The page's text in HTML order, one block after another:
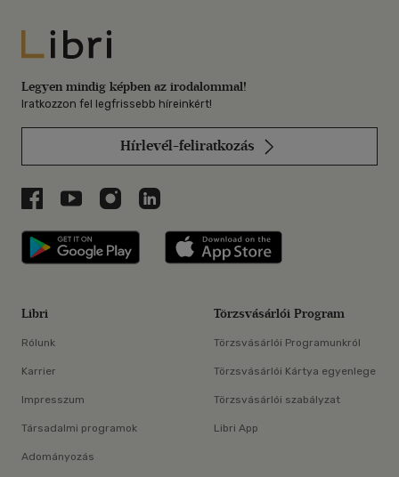
Libri
Legyen mindig képben az irodalommal!
Iratkozzon fel legfrissebb híreinkért!
Hírlevél-feliratkozás
Libri a Facebookon
Libri a Youtube-on
Libri az Instagramon
Libri a LinkedInen
Libri applikáció Szerezd meg: Google
Libri
Rólunk
Karrier
Impresszum
Társadalmi programok
Adományozás
Törzsvásárlói Program
Törzsvásárlói Programunkról
Törzsvásárlói Kártya egyenlege
Törzsvásárlói szabályzat
Libri App